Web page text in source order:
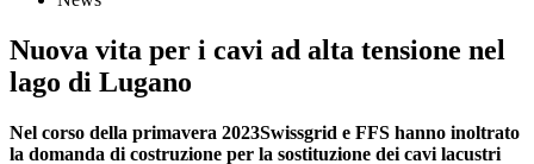
Nuova vita per i cavi ad alta tensione nel
lago di Lugano
Nel corso della primavera 2023Swissgrid e FFS hanno inoltrato
la domanda di costruzione per la sostituzione dei cavi lacustri